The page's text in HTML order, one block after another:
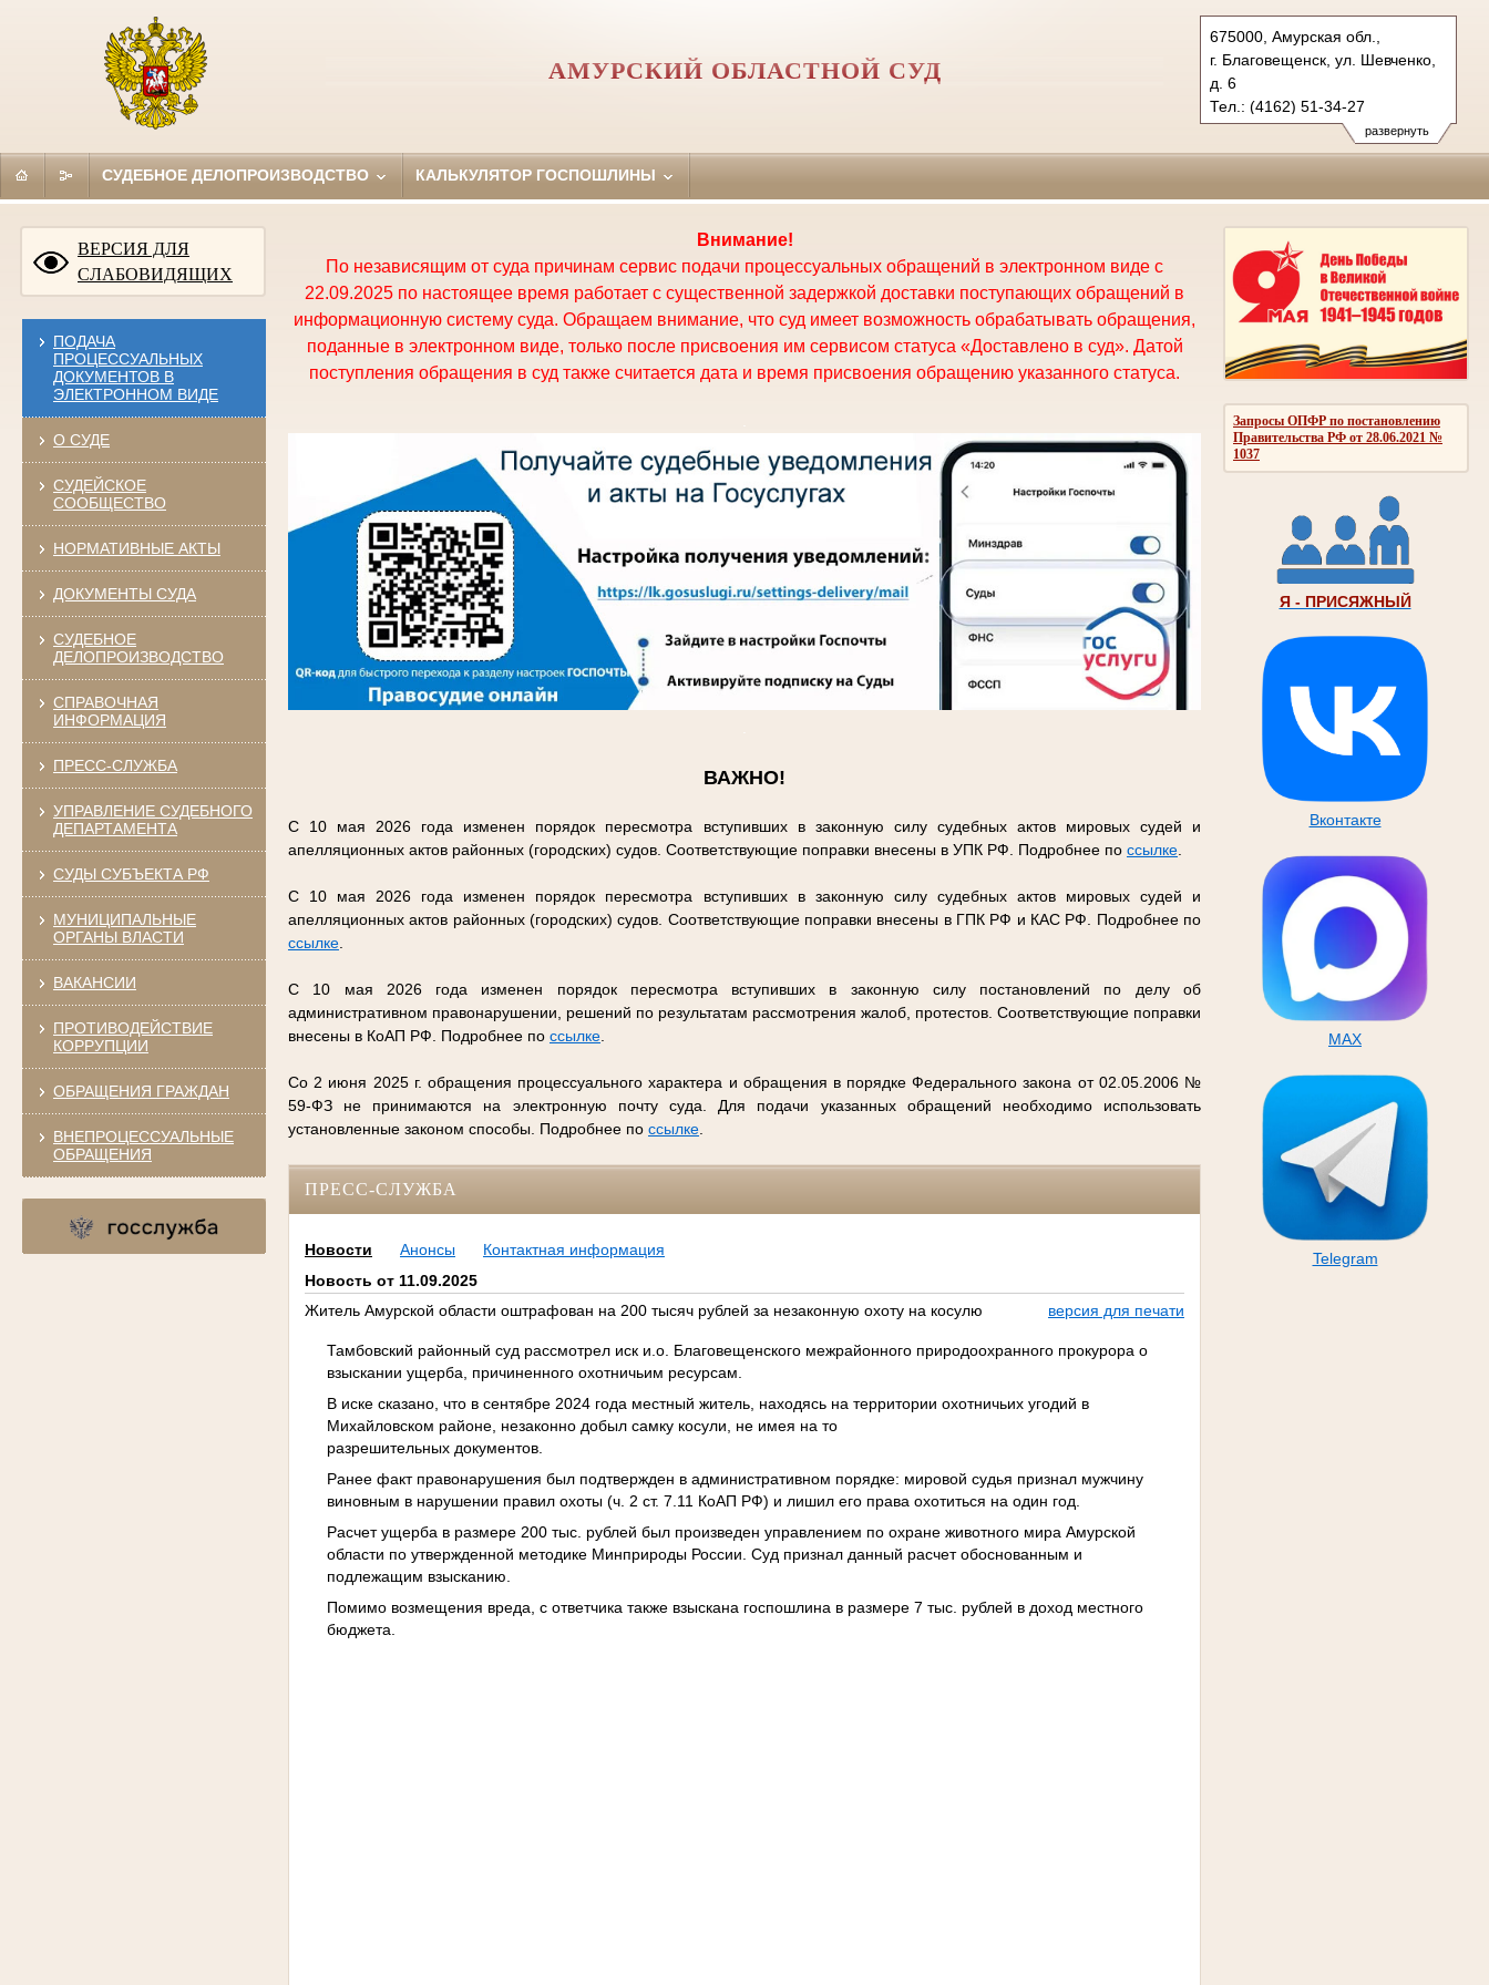
развернуть
675000, Амурская обл.,
г. Благовещенск, ул. Шевченко,
д. 6
Тел.: (4162) 51-34-27
oblsud.amr@sudrf.ru
АМУРСКИЙ ОБЛАСТНОЙ СУД
СУДЕБНОЕ ДЕЛОПРОИЗВОДСТВО КАЛЬКУЛЯТОР ГОСПОШЛИНЫ
ВЕРСИЯ ДЛЯ
СЛАБОВИДЯЩИХ
ПОДАЧА
ПРОЦЕССУАЛЬНЫХ
ДОКУМЕНТОВ В
ЭЛЕКТРОННОМ ВИДЕ
О СУДЕ
СУДЕЙСКОЕ
СООБЩЕСТВО
НОРМАТИВНЫЕ АКТЫ
ДОКУМЕНТЫ СУДА
СУДЕБНОЕ
ДЕЛОПРОИЗВОДСТВО
СПРАВОЧНАЯ
ИНФОРМАЦИЯ
ПРЕСС-СЛУЖБА
УПРАВЛЕНИЕ СУДЕБНОГО
ДЕПАРТАМЕНТА
СУДЫ СУБЪЕКТА РФ
МУНИЦИПАЛЬНЫЕ
ОРГАНЫ ВЛАСТИ
ВАКАНСИИ
ПРОТИВОДЕЙСТВИЕ
КОРРУПЦИИ
ОБРАЩЕНИЯ ГРАЖДАН
ВНЕПРОЦЕССУАЛЬНЫЕ
ОБРАЩЕНИЯ
Запросы ОПФР по постановлению
Правительства РФ от 28.06.2021 №
1037
Я - ПРИСЯЖНЫЙ
Вконтакте
MAX
Telegram
Внимание!
По независящим от суда причинам сервис подачи процессуальных обращений в электронном виде с
22.09.2025 по настоящее время работает с существенной задержкой доставки поступающих обращений в
информационную систему суда. Обращаем внимание, что суд имеет возможность обрабатывать обращения,
поданные в электронном виде, только после присвоения им сервисом статуса «Доставлено в суд». Датой
поступления обращения в суд также считается дата и время присвоения обращению указанного статуса.
ВАЖНО!
С 10 мая 2026 года изменен порядок пересмотра вступивших в законную силу судебных актов мировых судей и
апелляционных актов районных (городских) судов. Соответствующие поправки внесены в УПК РФ. Подробнее по ссылке.
С 10 мая 2026 года изменен порядок пересмотра вступивших в законную силу судебных актов мировых судей и
апелляционных актов районных (городских) судов. Соответствующие поправки внесены в ГПК РФ и КАС РФ. Подробнее по
ссылке.
С 10 мая 2026 года изменен порядок пересмотра вступивших в законную силу постановлений по делу об
административном правонарушении, решений по результатам рассмотрения жалоб, протестов. Соответствующие поправки
внесены в КоАП РФ. Подробнее по ссылке.
Со 2 июня 2025 г. обращения процессуального характера и обращения в порядке Федерального закона от 02.05.2006 №
59-ФЗ не принимаются на электронную почту суда. Для подачи указанных обращений необходимо использовать
установленные законом способы. Подробнее по ссылке.
ПРЕСС-СЛУЖБА
Новости Анонсы
Контактная информация
Новость от 11.09.2025
Житель Амурской области оштрафован на 200 тысяч рублей за незаконную охоту на косулю
версия для печати
Тамбовский районный суд рассмотрел иск и.о. Благовещенского межрайонного природоохранного прокурора о
взыскании ущерба, причиненного охотничьим ресурсам.
В иске сказано, что в сентябре 2024 года местный житель, находясь на территории охотничьих угодий в
Михайловском районе, незаконно добыл самку косули, не имея на то
разрешительных документов.
Ранее факт правонарушения был подтвержден в административном порядке: мировой судья признал мужчину
виновным в нарушении правил охоты (ч. 2 ст. 7.11 КоАП РФ) и лишил его права охотиться на один год.
Расчет ущерба в размере 200 тыс. рублей был произведен управлением по охране животного мира Амурской
области по утвержденной методике Минприроды России. Суд признал данный расчет обоснованным и
подлежащим взысканию.
Помимо возмещения вреда, с ответчика также взыскана госпошлина в размере 7 тыс. рублей в доход местного
бюджета.